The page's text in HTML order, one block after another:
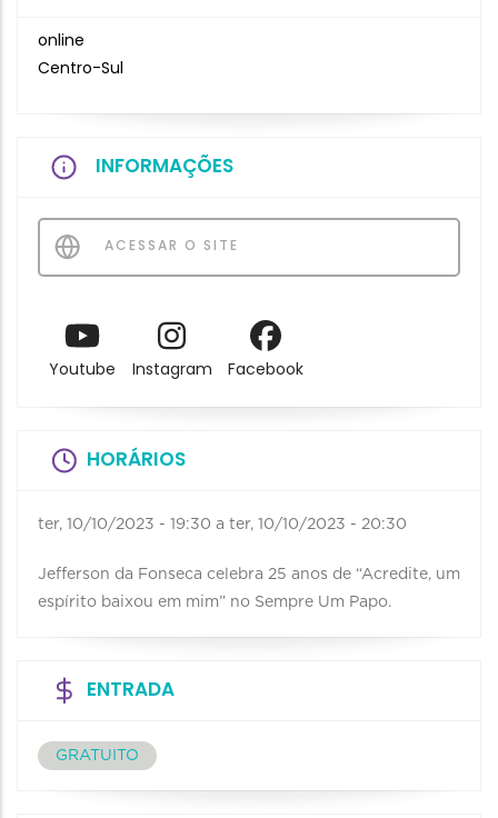
online
Centro-Sul
INFORMAÇÕES
ACESSAR O SITE
Youtube Instagram Facebook
HORÁRIOS
ter, 10/10/2023 - 19:30 a ter, 10/10/2023 - 20:30
Jefferson da Fonseca celebra 25 anos de “Acredite, um
espírito baixou em mim” no Sempre Um Papo.
ENTRADA
GRATUITO